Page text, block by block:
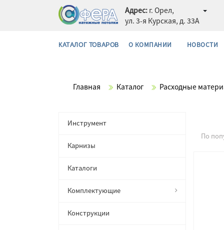
Адрес: г. Орел,
ул. 3-я Курская, д. 33А
КАТАЛОГ ТОВАРОВ О КОМПАНИИ НОВОСТИ
Главная Каталог Расходные
Инструмент
Карнизы
Каталоги
Комплектующие
Конструкции
По